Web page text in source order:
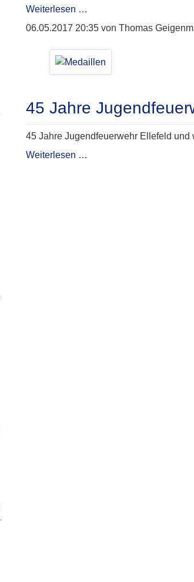
Weiterlesen …
Jahre
Grünbach
06.05.2017 20:35 von Thomas
45 Jahre
45 Jahre Jugendfeuerwehr Ellefeld
Weiterlesen …